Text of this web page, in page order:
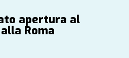
apertura al
Roma